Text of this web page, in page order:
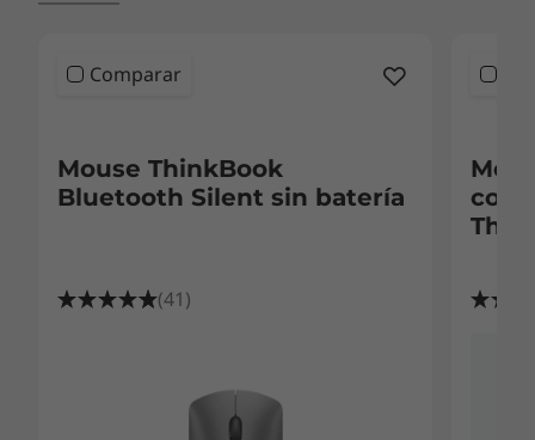
Comparar
Mouse ThinkBook
Bluetooth Silent sin batería
(41)